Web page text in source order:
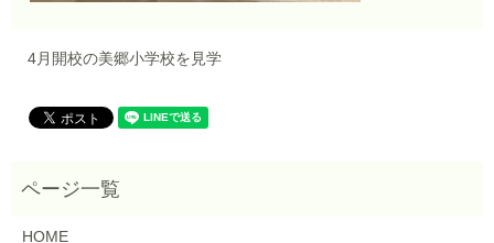
4月開校の美郷小学校を見学
HOME